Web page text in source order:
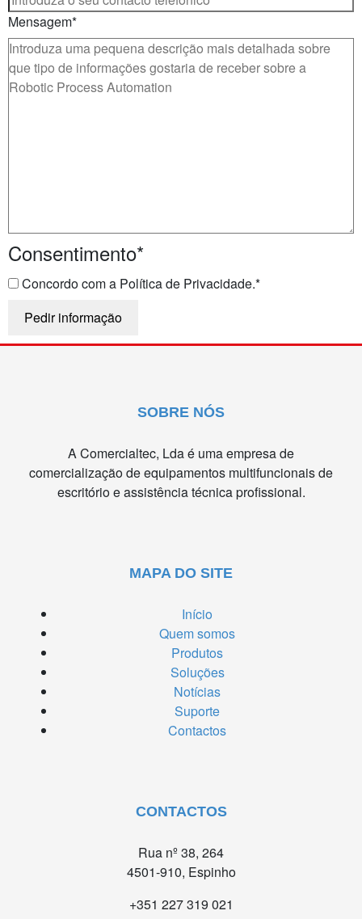
Mensagem*
Consentimento*
Concordo com a Política de Privacidade.*
SOBRE NÓS
A Comercialtec, Lda é uma empresa de
comercialização de equipamentos multifuncionais de
escritório e assistência técnica profissional.
MAPA DO SITE
Início
Quem somos
Produtos
Soluções
Notícias
Suporte
Contactos
CONTACTOS
Rua nº 38, 264
4501-910, Espinho
+351 227 319 021